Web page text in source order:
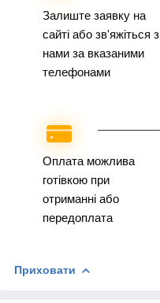
Залиште заявку на
сайті або зв'яжіться з
нами за вказаними
телефонами
Оплата можлива
готівкою при
отриманні або
передоплата
Приховати